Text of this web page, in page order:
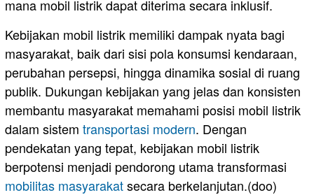
mana mobil listrik dapat diterima secara inklusif.
Kebijakan mobil listrik memiliki dampak nyata bagi
masyarakat, baik dari sisi pola konsumsi kendaraan,
perubahan persepsi, hingga dinamika sosial di ruang
publik. Dukungan kebijakan yang jelas dan konsisten
membantu masyarakat memahami posisi mobil listrik
dalam sistem transportasi modern. Dengan
pendekatan yang tepat, kebijakan mobil listrik
berpotensi menjadi pendorong utama transformasi
mobilitas masyarakatsecara berkelanjutan.(doo)